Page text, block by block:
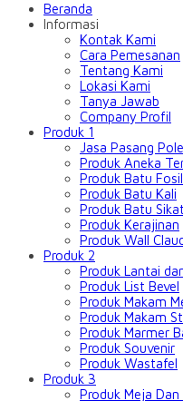
Beranda
Informasi
Kontak Kami
Cara Pemesanan
Tentang Kami
Lokasi Kami
Tanya Jawab
Company Profil
Produk 1
Jasa Pasang
Produk Aneka
Produk Batu Fosil
Produk Batu Kali
Produk Batu Sikat
Produk Kerajinan
Produk Wall
Produk 2
Produk Lantai
Produk List Bevel
Produk Makam
Produk Makam
Produk Marmer
Produk Souvenir
Produk Wastafel
Produk 3
Produk Meja Dan